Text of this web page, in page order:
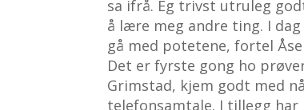
sa ifrå. Eg trivst utruleg
å lære meg andre ting. I
gå med potetene, fortel
Det er fyrste gong ho
Grimstad, kjem godt med
telefonsamtale. I tillegg